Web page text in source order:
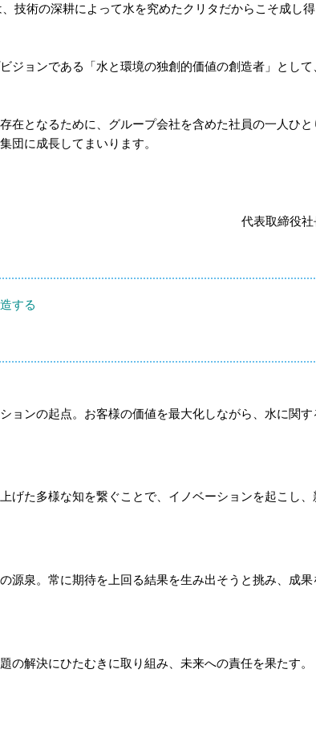
技術の深耕によって水を究めたクリタだからこそ成し
ジョンである「水と環境の独創的価値の創造者」とし
在となるために、グループ会社を含めた社員の一人ひ
団に成長してまいります。
代表取締役
する
ョンの起点。お客様の価値を最大化しながら、水に関す
げた多様な知を繋ぐことで、イノベーションを起こし
源泉。常に期待を上回る結果を生み出そうと挑み、成
解決にひたむきに取り組み、未来への責任を果たす。